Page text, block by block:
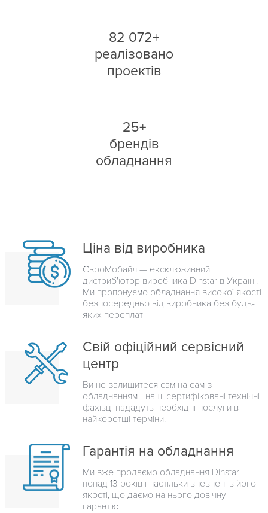
82 072+
реалізовано
проектів
25+
брендів
обладнання
Ціна від виробника
ЄвроМобайл — ексклюзивний
дистриб'ютор виробника Dinstar в Україні.
Ми пропонуємо обладнання високої якості
безпосередньо від виробника без будь-
яких переплат
Свій офіційний сервісний
центр
Ви не залишитеся сам на сам з
обладнанням - наші сертифіковані технічні
фахівці нададуть необхідні послуги в
найкоротші терміни.
Гарантія на обладнання
Ми вже продаємо обладнання Dinstar
понад 13 років і настільки впевнені в його
якості, що даємо на нього довічну
гарантію.